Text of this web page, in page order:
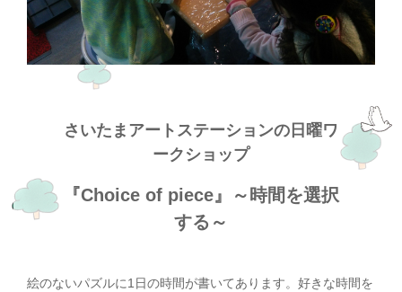
さいたまアートステーションの日曜ワ
ークショップ
『Choice of piece』～時間を選択
する～
絵のないパズルに1日の時間が書いてあります。好きな時間を